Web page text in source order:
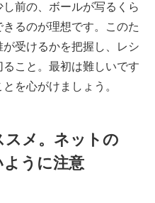
前の、ボールが写るくら
るのが理想です。このた
受けるかを把握し、レシ
こと。最初は難しいです
を心がけましょう。
スメ。ネットの
ように注意